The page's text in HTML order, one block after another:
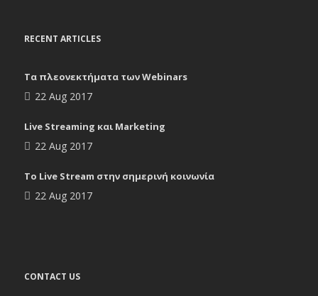
RECENT ARTICLES
Tα πλεονεκτήματα των Webinars
22 Aug 2017
Live Streaming και Marketing
22 Aug 2017
To Live Stream στην σημερινή κοινωνία
22 Aug 2017
CONTACT US